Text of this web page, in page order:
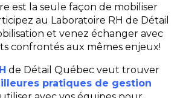
est la seule façon de mobiliser
au Laboratoire RH de Détail
et venez échanger avec
confrontés aux mêmes enjeux!
de Détail Québec veut trouver
pratiques de gestion